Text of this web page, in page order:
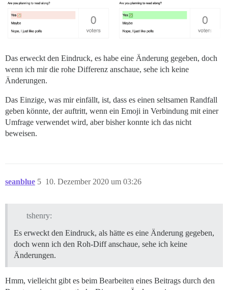
Das erweckt den Eindruck, es habe eine Änderung gegeben, doch
wenn ich mir die rohe Differenz anschaue, sehe ich keine
Änderungen.
Das Einzige, was mir einfällt, ist, dass es einen seltsamen Randfall
geben könnte, der auftritt, wenn ein Emoji in Verbindung mit einer
Umfrage verwendet wird, aber bisher konnte ich das nicht
beweisen.
seanblue 10. Dezember 2020 um 03:26
5
tshenry:
Es erweckt den Eindruck, als hätte es eine Änderung gegeben,
doch wenn ich den Roh-Diff anschaue, sehe ich keine
Änderungen.
Hmm, vielleicht gibt es beim Bearbeiten eines Beitrags durch den